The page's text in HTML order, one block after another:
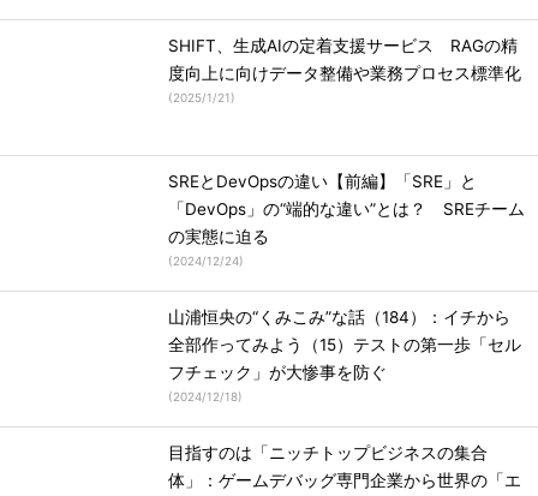
SHIFT、生成AIの定着支援サービス RAGの精
度向上に向けデータ整備や業務プロセス標準化
(2025/1/21)
SREとDevOpsの違い【前編】「SRE」と
「DevOps」の“端的な違い”とは？ SREチーム
の実態に迫る
(2024/12/24)
山浦恒央の“くみこみ”な話（184）：イチから
全部作ってみよう（15）テストの第一歩「セル
フチェック」が大惨事を防ぐ
(2024/12/18)
目指すのは「ニッチトップビジネスの集合
体」：ゲームデバッグ専門企業から世界の「エ